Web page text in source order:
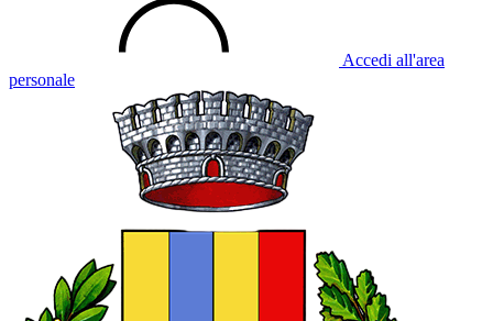
Accedi all'area
personale